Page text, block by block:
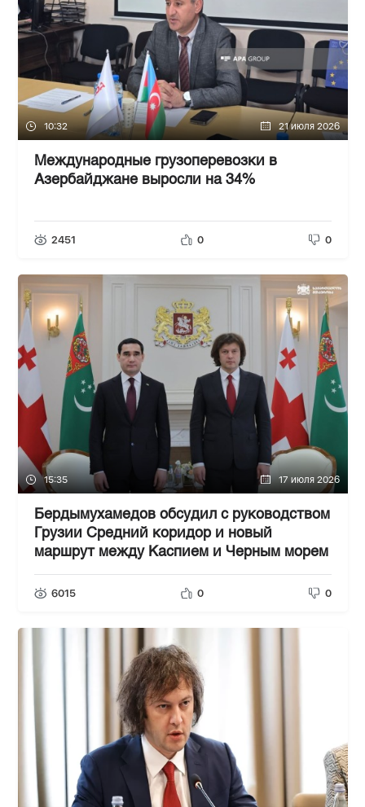
10:32 21 июля 2026
Международные грузоперевозки в
Азербайджане выросли на 34%
2451 0 0
15:35 17 июля 2026
Бердымухамедов обсудил с руководством
Грузии Средний коридор и новый
маршрут между Каспием и Черным морем
6015 0 0